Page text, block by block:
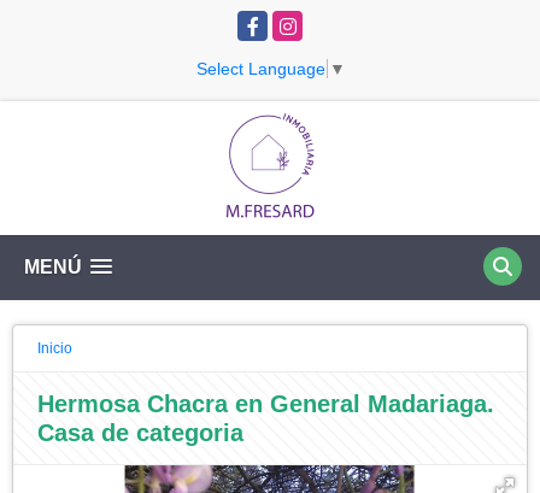
FacebookInstagram
Select Language ▼
MENÚ
Inicio
Hermosa Chacra en General Madariaga.
Casa de categoria